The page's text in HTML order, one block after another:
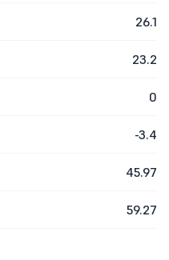
26.1
23.2
0
-3.4
45.97
59.27